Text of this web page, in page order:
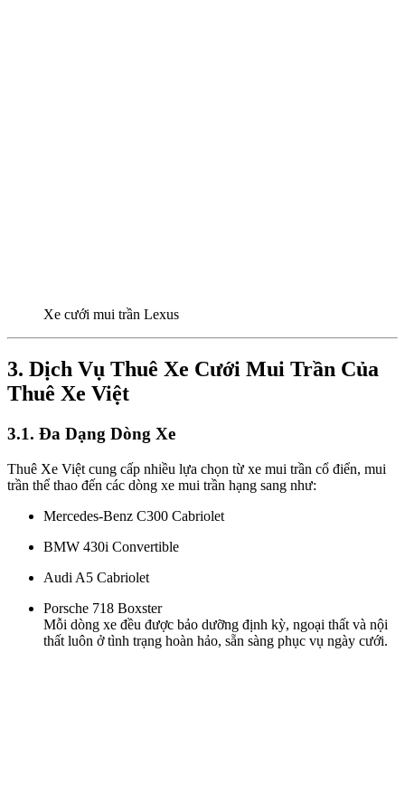
Xe cưới mui trần Lexus
3. Dịch Vụ Thuê Xe Cưới Mui Trần Của
Thuê Xe Việt
3.1. Đa Dạng Dòng Xe
Thuê Xe Việt cung cấp nhiều lựa chọn từ xe mui trần cổ điển, mui
trần thể thao đến các dòng xe mui trần hạng sang như:
Mercedes-Benz C300 Cabriolet
BMW 430i Convertible
Audi A5 Cabriolet
Porsche 718 Boxster
Mỗi dòng xe đều được bảo dưỡng định kỳ, ngoại thất và nội
thất luôn ở tình trạng hoàn hảo, sẵn sàng phục vụ ngày cưới.